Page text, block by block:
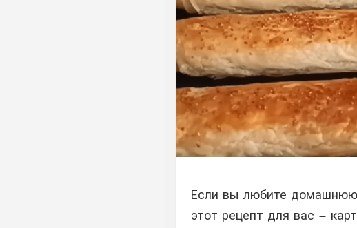
Если вы любите домашнюю
этот рецепт для вас –